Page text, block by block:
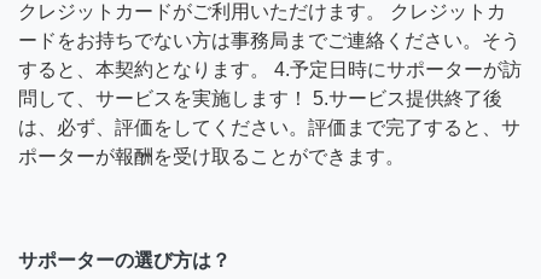
クレジットカードがご利用いただけます。 クレジットカ
ードをお持ちでない方は事務局までご連絡ください。そう
すると、本契約となります。 4.予定日時にサポーターが訪
問して、サービスを実施します！ 5.サービス提供終了後
は、必ず、評価をしてください。評価まで完了すると、サ
ポーターが報酬を受け取ることができます。
サポーターの選び方は？